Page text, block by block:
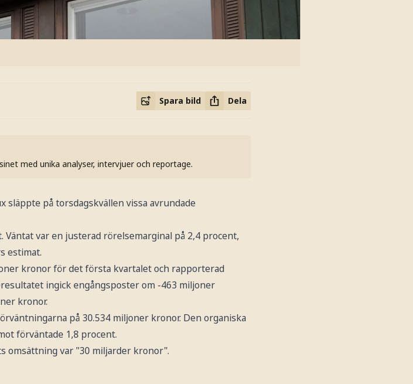
Spara bild Dela
med unika analyser, intervjuer och reportage.
släppte på torsdagskvällen vissa avrundade
var en justerad rörelsemarginal på 2,4 procent,
estimat.
kronor för det första kvartalet och rapporterad
ingick engångsposter om -463 miljoner
kronor.
på 30.534 miljoner kronor. Den organiska
förväntade 1,8 procent.
omsättning var "30 miljarder kronor".